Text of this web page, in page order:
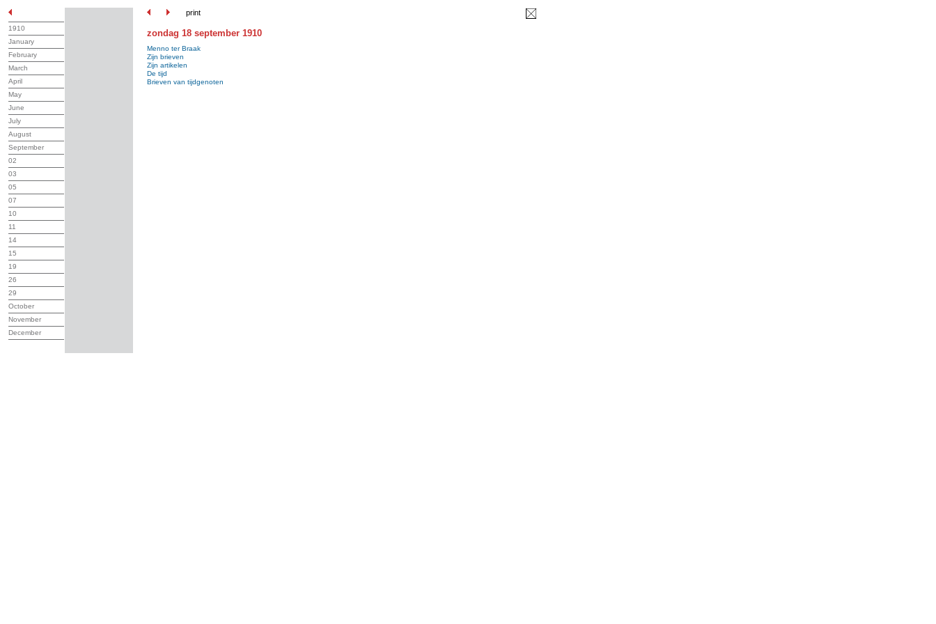
print
1910
January
February
March
April
May
June
July
August
September
02
03
05
07
10
11
14
15
19
26
29
October
November
December
zondag 18 september 1910
Menno ter Braak
Zijn brieven
Zijn artikelen
De tijd
Brieven van tijdgenoten